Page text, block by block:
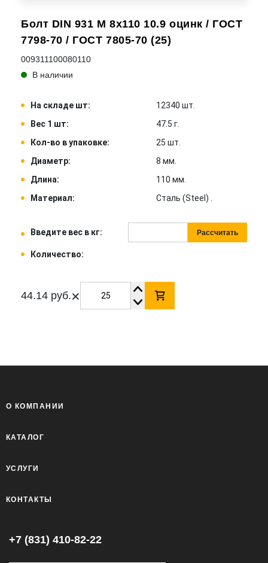
Болт DIN 931 M 8x110 10.9 оцинк / ГОСТ
7798-70 / ГОСТ 7805-70 (25)
009311100080110
В наличии
На складе шт:
12340 шт.
Вес 1 шт:
47.5 г.
Кол-во в упаковке:
25 шт.
Диаметр:
8 мм.
Длина:
110 мм.
Материал:
Сталь (Steel) .
Введите вес в кг: Рассчитать
Количество:
44.14 руб.×
О КОМПАНИИ
КАТАЛОГ
УСЛУГИ
КОНТАКТЫ
+7 (831) 410-82-22